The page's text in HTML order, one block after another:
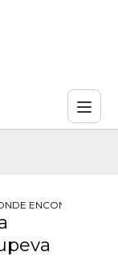
DE PILOTAGEM PARA
ENCONTRO